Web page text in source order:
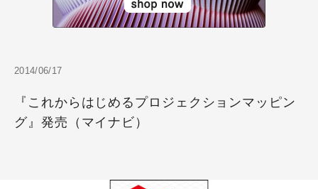
2014/06/17
『これからはじめるプロジェクションマッピン
グ』発売（マイナビ）